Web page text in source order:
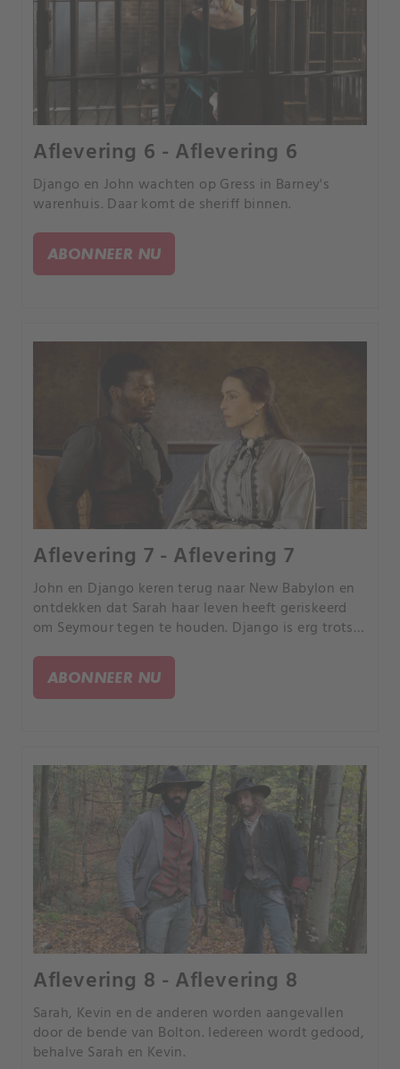
Aflevering 6 - Aflevering 6
Django en John wachten op Gress in Barney's
warenhuis. Daar komt de sheriff binnen.
ABONNEER NU
Aflevering 7 - Aflevering 7
John en Django keren terug naar New Babylon en
ontdekken dat Sarah haar leven heeft geriskeerd
om Seymour tegen te houden. Django is erg trots
om New Babylon geeft.
ABONNEER NU
Aflevering 8 - Aflevering 8
Sarah, Kevin en de anderen worden aangevallen
door de bende van Bolton. Iedereen wordt gedood,
behalve Sarah en Kevin.